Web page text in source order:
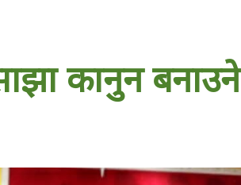
कानुन बनाउने